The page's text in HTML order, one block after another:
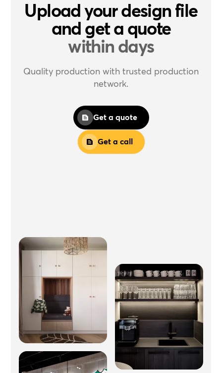
Upload your design file
and get a quote
within days
Quality production with trusted production
network.
Get a quote
Get a call